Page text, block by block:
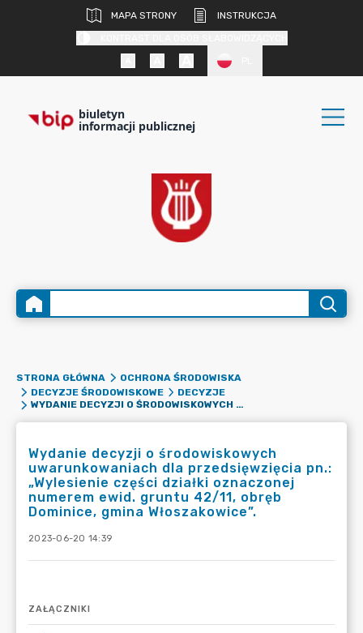
MAPA STRONY
INSTRUKCJA
biuletyn
informacji publicznej
STRONA GŁÓWNA
OCHRONA ŚRODOWISKA
DECYZJE ŚRODOWISKOWE
DECYZJE
WYDANIE DECYZJI O ŚRODOWISKOWYCH UWARUNKOWANIACH DLA PRZEDSIĘWZIĘCIA PN.: „WYLESIENIE CZĘŚCI DZIAŁKI OZNACZONEJ NUMEREM EWID. GRUNTU 42/11, OBRĘB DOMINICE, GMINA WŁOSZAKOWICE”.
Wydanie decyzji o środowiskowych
uwarunkowaniach dla przedsięwzięcia pn.:
„Wylesienie części działki oznaczonej
numerem ewid. gruntu 42/11, obręb
Dominice, gmina Włoszakowice”.
2023-06-20 14:39
ZAŁĄCZNIKI